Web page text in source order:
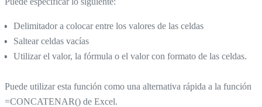
Delimitador a colocar entre los valores de las celdas
Saltear celdas vacías
Utilizar el valor, la fórmula o el valor con formato de las celdas.
Puede utilizar esta función como una alternativa rápida a la función
=CONCATENAR() de Excel.